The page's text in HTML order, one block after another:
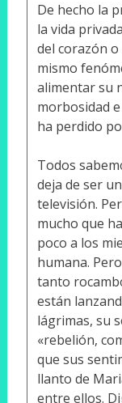
De hecho la
la vida
del corazón
mismo
alimentar su
morbosidad
ha perdido
Todos
deja de ser
televisión.
mucho que
poco a los
humana.
tanto
están
lágrimas, su
«rebelión,
que sus
llanto de
entre ellos.